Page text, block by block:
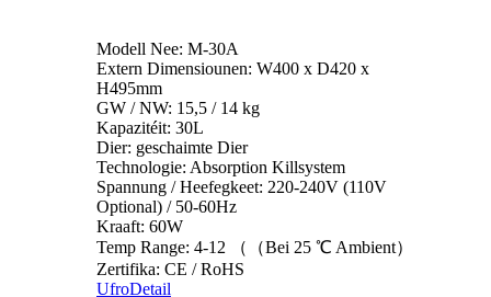
Modell Nee: M-30A
Extern Dimensiounen: W400 x D420 x
H495mm
GW / NW: 15,5 / 14 kg
Kapazitéit: 30L
Dier: geschaimte Dier
Technologie: Absorption Killsystem
Spannung / Heefegkeet: 220-240V (110V
Optional) / 50-60Hz
Kraaft: 60W
Temp Range: 4-12 （（Bei 25 ℃ Ambient）
Zertifika: CE / RoHS
UfroDetail